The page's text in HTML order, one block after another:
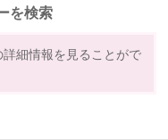
を検索
細情報を見ることがで